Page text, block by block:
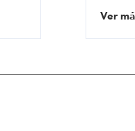
Ver